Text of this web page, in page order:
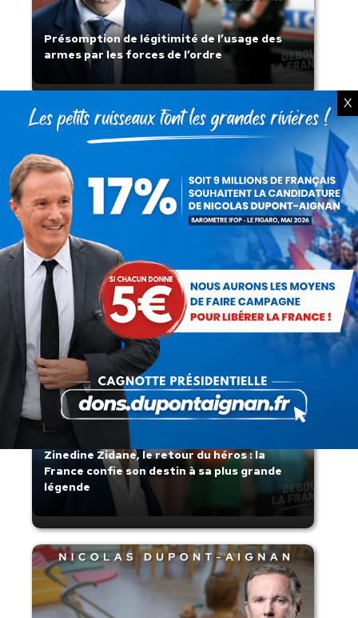
Présomption de légitimité de l’usage des
armes par les forces de l’ordre
Lorsque tout flambe et que l’État
s’affaisse.
Zinedine Zidane, le retour du héros : la
France confie son destin à sa plus grande
légende
X